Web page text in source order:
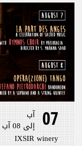
07 آب
إلى 08 آب 2026
IXSIR winery